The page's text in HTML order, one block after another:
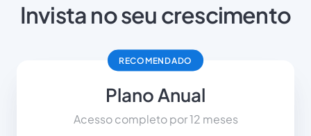
Invista no seu crescimento
RECOMENDADO
Plano Anual
Acesso completo por 12 meses